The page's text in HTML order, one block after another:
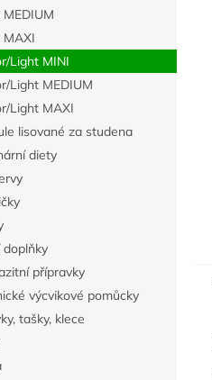
Light MINI
Light MEDIUM
Light MAXI
lisované za studena
diety
doplňky
přípravky
výcvikové pomůcky
tašky, klece